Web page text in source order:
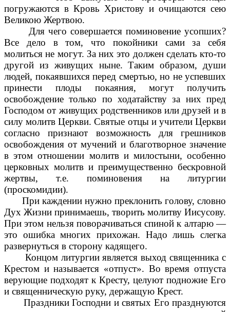
погружаются в Кровь Христову и очищаются сею
Великою Жертвою.
Для чего совершается поминовение усопших?
Все дело в том, что покойники сами за себя
молиться не могут. За них это должен сделать кто-то
другой из живущих ныне. Таким образом, души
людей, покаявшихся перед смертью, но не успевших
принести плоды покаяния, могут получить
освобождение только по ходатайству за них пред
Господом от живущих родственников или друзей и в
силу молитв Церкви. Святые отцы и учители Церкви
согласно признают возможность для грешников
освобождения от мучений и благотворное значение
в этом отношении молитв и милостыни, особенно
церковных молитв и преимущественно бескровной
жертвы, т.е. поминовения на литургии
(проскомидии).
При каждении нужно преклонить голову, словно
Дух Жизни принимаешь, творить молитву Иисусову.
При этом нельзя поворачиваться спиной к алтарю —
это ошибка многих прихожан. Надо лишь слегка
развернуться в сторону кадящего.
Концом литургии является выход священника с
Крестом и называется «отпуст». Во время отпуста
верующие подходят к Кресту, целуют подножие Его
и священническую руку, держащую Крест.
Праздники Господни и святых Его празднуются